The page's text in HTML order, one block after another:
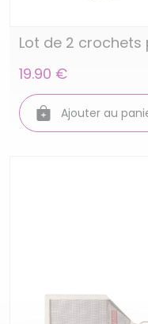
Lot de 2
19.90 €
Ajouter au